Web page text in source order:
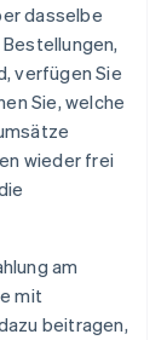
dasselbe
verfügen Sie
Sie, welche
wieder frei
am
mit
beitragen,